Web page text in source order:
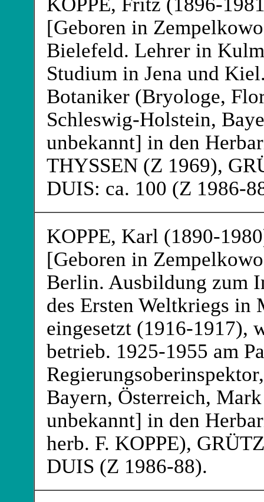
[Geboren in
Bielefeld. Lehrer in
Studium in Jena und
Botaniker (Bryologe,
Schleswig-Holstein,
unbekannt] in den
THYSSEN(Z 1969),
DUIS: ca. 100 (Z 1986-
KOPPE, Karl (1890-
[Geboren in
Berlin. Ausbildung zum
des Ersten Weltkriegs in
eingesetzt (1916-1917),
betrieb. 1925-1955 am
Bayern, Österreich,
unbekannt] in den
herb. F. KOPPE),
DUIS (Z 1986-88).